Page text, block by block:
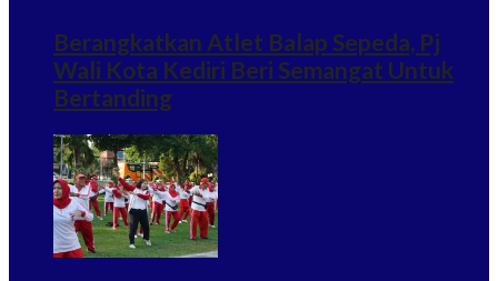
Berangkatkan Atlet Balap Sepeda, Pj
Wali Kota Kediri Beri Semangat Untuk
Bertanding